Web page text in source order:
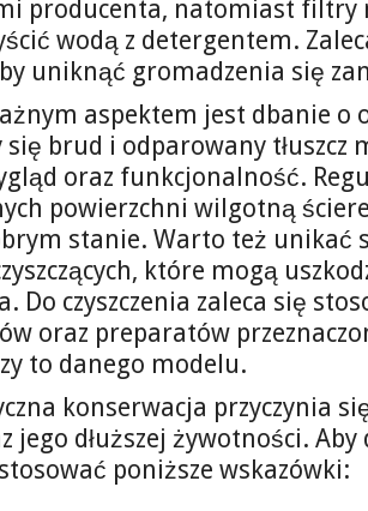
producenta, natomiast filtry
wodą z detergentem.
uniknąć gromadzenia się
aspektem jest dbanie o
się brud i odparowany tłuszcz
oraz funkcjonalność.
powierzchni wilgotną
stanie. Warto też unikać
które mogą
Do czyszczenia zaleca się
oraz preparatów
to danego modelu.
konserwacja przyczynia
jego dłuższej żywotności. Aby
poniższe wskazówki: